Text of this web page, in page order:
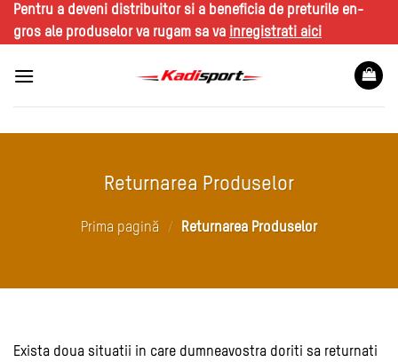
SkipPentru a deveni distribuitor si a beneficia de preturile en-
gros ale produselor va rugam sa va inregistrati aici
Returnarea Produselor
Prima pagină / Returnarea Produselor
Exista doua situatii in care dumneavostra doriti sa returnati